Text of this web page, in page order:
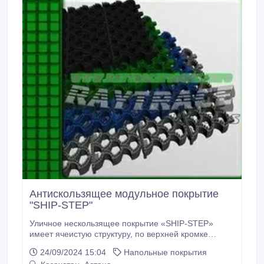
резиновыми дорожками.
Антискользящее модульное покрытие
"SHIP-STEP"
Уличное нескользящее покрытие «SHIP-STEP»
имеет ячеистую структуру, по верхней кромке
придверные коврики «SHIP-STEP» не безопасны
24/09/2024 15:04
Напольные покрытия